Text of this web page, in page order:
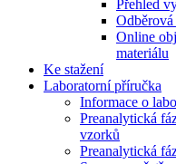
Přehled
Odběrová
Online
materiálu
Ke stažení
Laboratorní příručka
Informace o
Preanalytická
vzorků
Preanalytická